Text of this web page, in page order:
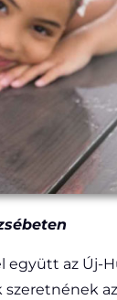
együtt az Új-